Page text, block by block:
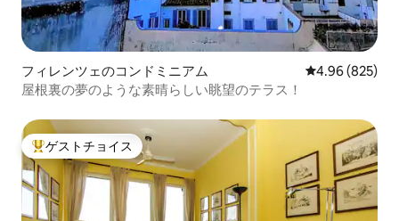
フィレンツェのコンドミニアム レビュー825
4.96 (825)
屋根裏の夢のような素晴らしい眺望のテラス！
大好評のゲストチョイスです。
ゲストチョイス